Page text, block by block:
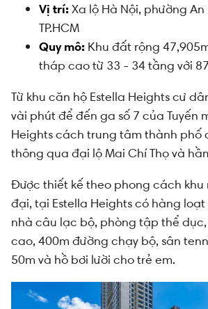
Vị trí: Xa lộ Hà Nội, phường An
TP.HCM
Quy mô: Khu đất rộng
tháp cao từ 33 - 34 tầng với
Từ khu căn hộ Estella Heights cư
vài phút để đến ga số 7 của Tuyến
Heights cách trung tâm thành phố
thông qua đại lộ Mai Chí Thọ và
Được thiết kế theo phong cách khu
đại, tại Estella Heights có hàng
nhà câu lạc bộ, phòng tập thể
cao, 400m đường chạy bộ, sân
50m và hồ bơi lười cho trẻ em.